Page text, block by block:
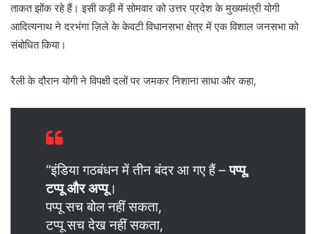
ताकत झोंक रहे हैं। इसी कड़ी में सोमवार को उत्तर प्रदेश के मुख्यमंत्री योगी
आदित्यनाथ ने दरभंगा ज़िले के केवटी विधानसभा क्षेत्र में एक विशाल जनसभा को
संबोधित किया।
रैली के दौरान योगी ने विपक्षी दलों पर जमकर निशाना साधा और कहा,
“इंडिया गठबंधन में तीन बंदर आ गए हैं –पप्पू,
टप्पू और अप्पू।
पप्पू सच बोल नहीं सकता,
टप्पू सच देख नहीं सकता,